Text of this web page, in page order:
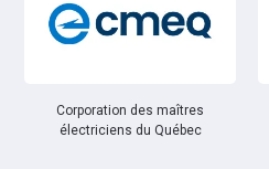
Corporation des maîtres
électriciens du Québec